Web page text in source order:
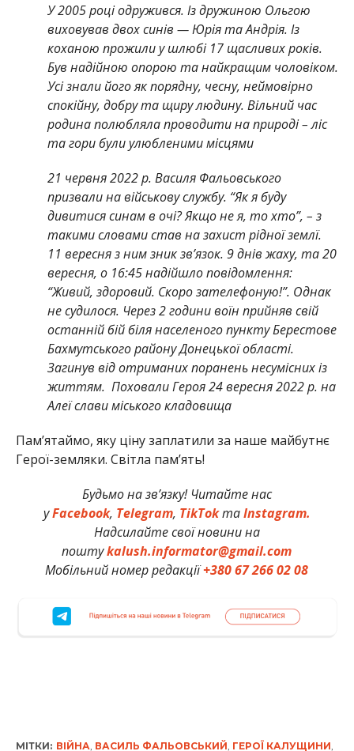
У 2005 році одружився. Із дружиною Ольгою
виховував двох синів — Юрія та Андрія. Із
коханою прожили у шлюбі 17 щасливих років.
Був надійною опорою та найкращим чоловіком.
Усі знали його як порядну, чесну, неймовірно
спокійну, добру та щиру людину. Вільний час
родина полюбляла проводити на природі – ліс
та гори були улюбленими місцями
21 червня 2022 р. Василя Фальовського
призвали на військову службу. “Як я буду
дивитися синам в очі? Якщо не я, то хто”, – з
такими словами став на захист рідної землї.
11 вересня з ним зник зв’язок. 9 днів жаху, та 20
вересня, о 16:45 надійшло повідомлення:
“Живий, здоровий. Скоро зателефоную!”. Однак
не судилося. Через 2 години воїн прийняв свій
останній бій біля населеного пункту Берестове
Бахмутського району Донецької області.
Загинув від отриманих поранень несумісних із
життям. Поховали Героя 24 вересня 2022 р. на
Алеї слави міського кладовища
Памʼятаймо, яку ціну заплатили за наше майбутнє
Герої-земляки. Світла пам’ять!
Будьмо на зв’язку! Читайте нас
уFacebook, Telegram, TikTokтаInstagram.
Надсилайте свої новини на
поштуkalush.informator@gmail.com
Мобільний номер редакції+380 67 266 02 08
МІТКИ: ВІЙНА, ВАСИЛЬ ФАЛЬОВСЬКИЙ, ГЕРОЇ КАЛУЩИНИ,